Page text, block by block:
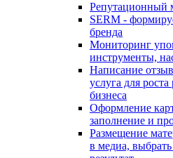
Репутационный
SERM -
бренда
Мониторинг
инструменты,
Написание
услуга для
бизнеса
Оформление
заполнение и
Размещение
в медиа,